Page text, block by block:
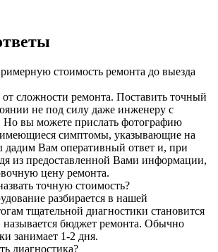
стоимость ремонта до выезда
от сложности ремонта. Поставить точный
не под силу даже инженеру с
вы можете прислать фотографию
симптомы, указывающие на
дадим Вам оперативный ответ и, при
из предоставленной Вами информации,
цену ремонта.
точную стоимость?
разбирается в нашей
тщательной диагностики становится
называется бюджет ремонта. Обычно
занимает 1-2 дня.
диагностика?